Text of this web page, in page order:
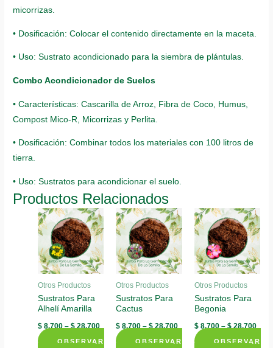
micorrizas.
• Dosificación: Colocar el contenido directamente en la maceta.
• Uso: Sustrato acondicionado para la siembra de plántulas.
Combo Acondicionador de Suelos
• Características: Cascarilla de Arroz, Fibra de Coco, Humus,
Compost Mico-R, Micorrizas y Perlita.
• Dosificación: Combinar todos los materiales con 100 litros de
tierra.
• Uso: Sustratos para acondicionar el suelo.
Productos Relacionados
Otros Productos
Sustratos Para
Alhelí Amarilla
$ 8.700–$28.700
OBSERVAR
Otros Productos
Sustratos Para
Cactus
$ 8.700–$28.700
OBSERVAR
Otros Productos
Sustratos Para
Begonia
$8.700–$28.700
OBSERVAR